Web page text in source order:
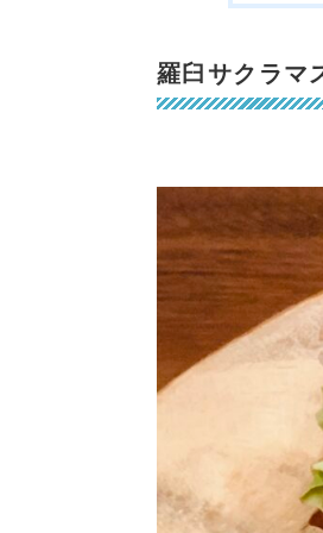
羅臼サクラマ